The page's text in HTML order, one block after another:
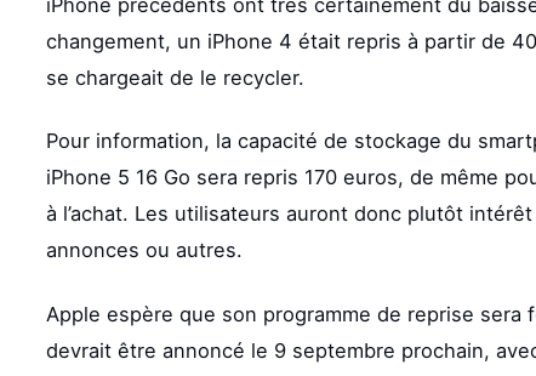
iPhone précédents ont très certainement dû
changement, un iPhone 4 était repris à partir de
se chargeait de le recycler.
Pour information, la capacité de stockage du
iPhone 5 16 Go sera repris 170 euros, de même
à l’achat. Les utilisateurs auront donc plutôt
annonces ou autres.
Apple espère que son programme de reprise sera
devrait être annoncé le 9 septembre prochain,